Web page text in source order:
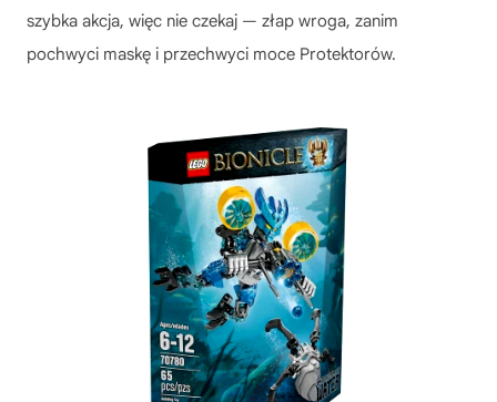
szybka akcja, więc nie czekaj — złap wroga, zanim
pochwyci maskę i przechwyci moce Protektorów.